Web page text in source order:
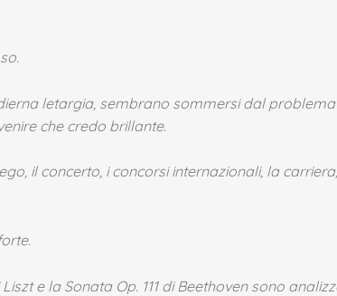
letargia, sembrano sommersi dal
che credo brillante.
il concerto, i concorsi internazionali, la
e la Sonata Op. 111 di Beethoven sono